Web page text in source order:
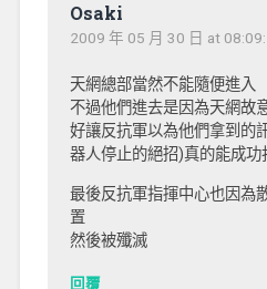
Osaki
2009 年 05 月 30 日 at
天網總部當然不能隨便進入
不過他們進去是因為天網故
好讓反抗軍以為他們拿到的
器人停止的絕招)真的能成功
最後反抗軍指揮中心也因為
置
然後被殲滅
回覆